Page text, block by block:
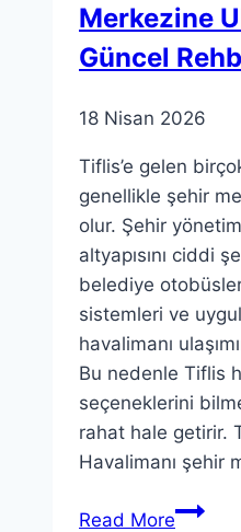
Merkezine
Güncel
18 Nisan 2026
Tiflis’e gelen
genellikle şehir
olur. Şehir
altyapısını ciddi
belediye
sistemleri ve
havalimanı
Bu nedenle Tiflis
seçeneklerini
rahat hale getirir.
Havalimanı şehir
Read MoreTiflis